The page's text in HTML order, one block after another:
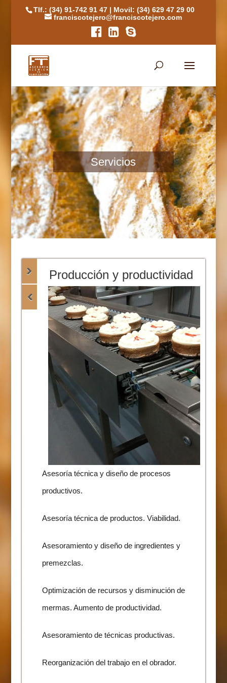
Tlf.: (34) 91-742 91 47 | Movil: (34) 629 47 29 00
franciscotejero@franciscotejero.com
Servicios
Producción y productividad
Asesoría técnica y diseño de procesos
productivos.
Asesoría técnica de productos. Viabilidad.
Asesoramiento y diseño de ingredientes y
premezclas.
Optimización de recursos y disminución de
mermas. Aumento de productividad.
Asesoramiento de técnicas productivas.
Reorganización del trabajo en el obrador.